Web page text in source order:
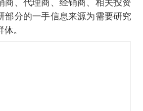
部分的一手信息来源为需要研究
。